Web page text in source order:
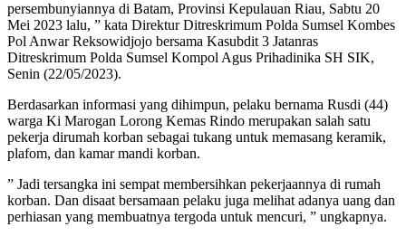
persembunyiannya di Batam, Provinsi Kepulauan Riau, Sabtu 20
Mei 2023 lalu, ” kata Direktur Ditreskrimum Polda Sumsel Kombes
Pol Anwar Reksowidjojo bersama Kasubdit 3 Jatanras
Ditreskrimum Polda Sumsel Kompol Agus Prihadinika SH SIK,
Senin (22/05/2023).
Berdasarkan informasi yang dihimpun, pelaku bernama Rusdi (44)
warga Ki Marogan Lorong Kemas Rindo merupakan salah satu
pekerja dirumah korban sebagai tukang untuk memasang keramik,
plafom, dan kamar mandi korban.
” Jadi tersangka ini sempat membersihkan pekerjaannya di rumah
korban. Dan disaat bersamaan pelaku juga melihat adanya uang dan
perhiasan yang membuatnya tergoda untuk mencuri, ” ungkapnya.